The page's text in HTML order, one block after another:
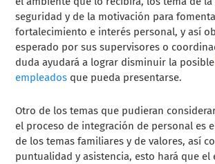
seguridad y de la motivación para
fortalecimiento e interés personal, y así
esperado por sus supervisores o
duda ayudará a lograr disminuir la posible
empleados que pueda presentarse.
Otro de los temas que pudieran
el proceso de integración de personal es
de los temas familiares y de valores, así
puntualidad y asistencia, esto hará que el